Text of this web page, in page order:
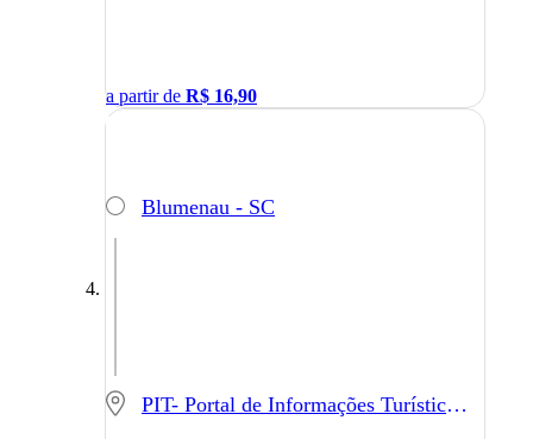
a partir de R$ 16,90
Blumenau - SC
PIT- Portal de Informações Turísticas - Balneário Camboriú - SC